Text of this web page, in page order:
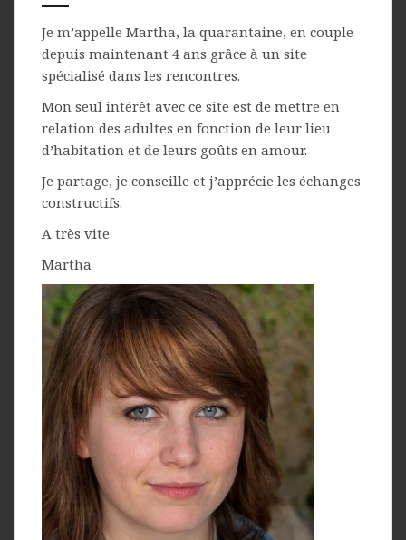
Je m’appelle Martha, la quarantaine, en couple
depuis maintenant 4 ans grâce à un site
spécialisé dans les rencontres.
Mon seul intérêt avec ce site est de mettre en
relation des adultes en fonction de leur lieu
d’habitation et de leurs goûts en amour.
Je partage, je conseille et j’apprécie les échanges
constructifs.
A très vite
Martha